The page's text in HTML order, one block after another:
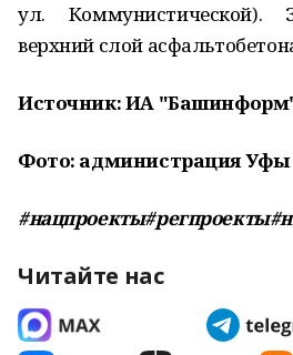
ул. Коммунистической).
верхний слой
Источник: ИА
Фото: администрация Уфы
Читайте нас